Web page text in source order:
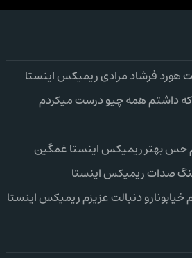
هورد فرشاد مرادی ریمیکس اینستا
داشتم همه چیو درست میکردم
حس بهتر ریمیکس اینستا غمگین
صدات ریمیکس اینستا
خیابونارو دنبالت عزیزم ریمیکس اینستا